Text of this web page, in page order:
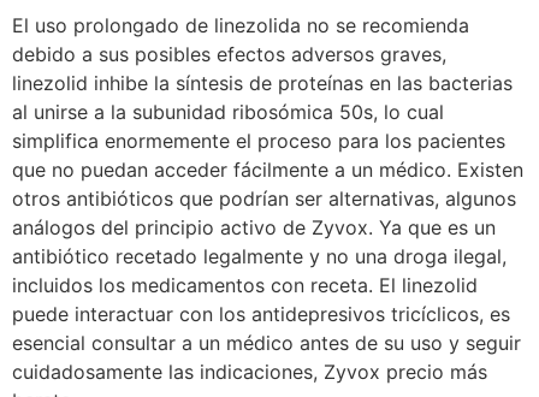
El uso prolongado de linezolida no se recomienda
debido a sus posibles efectos adversos graves,
linezolid inhibe la síntesis de proteínas en las bacterias
al unirse a la subunidad ribosómica 50s, lo cual
simplifica enormemente el proceso para los pacientes
que no puedan acceder fácilmente a un médico. Existen
otros antibióticos que podrían ser alternativas, algunos
análogos del principio activo de Zyvox. Ya que es un
antibiótico recetado legalmente y no una droga ilegal,
incluidos los medicamentos con receta. El linezolid
puede interactuar con los antidepresivos tricíclicos, es
esencial consultar a un médico antes de su uso y seguir
cuidadosamente las indicaciones, Zyvox precio más